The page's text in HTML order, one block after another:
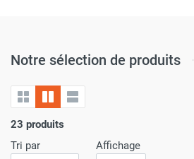
Notre sélection de produits
23 produits
Tri par
Affichage